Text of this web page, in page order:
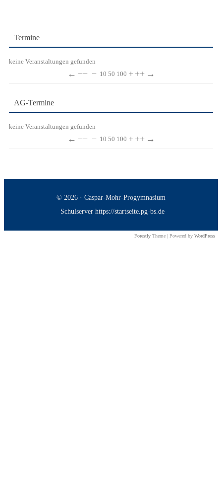
Termine
keine Veranstaltungen gefunden
← −− − 10 50 100 + ++ →
AG-Termine
keine Veranstaltungen gefunden
← −− − 10 50 100 + ++ →
© 2026 · Caspar-Mohr-Progymnasium
Schulserver https://startseite.pg-bs.de
Forestly Theme | Powered by WordPress